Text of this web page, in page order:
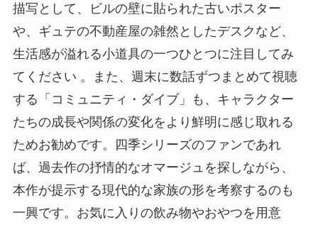
描写として、ビルの壁に貼られた古いポスター
や、ギュテの不動産屋の雑然としたデスクなど、
生活感が溢れる小道具の一つひとつに注目してみ
てください 。また、週末に数話ずつまとめて視聴
する「コミュニティ・ダイブ」も、キャラクター
たちの成長や関係の変化をより鮮明に感じ取れる
ためお勧めです。四季シリーズのファンであれ
ば、過去作の抒情的なオマージュを探しながら、
本作が提示する現代的な家族の形を考察するのも
一興です。お気に入りの飲み物やおやつを用意